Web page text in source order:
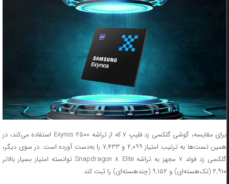
برای مقایسه، گوشی گلکسی زد فلیپ ۷ که از تراشه Exynos ۲۵۰۰ استفاده می‌کند، در
همین تست‌ها به ترتیب امتیاز ۲,۰۹۹ و ۷,۴۳۳ را به‌دست آورده است. در سوی دیگر،
گلکسی زد فولد ۷ مجهز به تراشه Snapdragon ۸ Elite توانسته امتیاز بسیار بالاتر
۲,۹۱۰ (تک‌هسته‌ای) و ۹,۱۵۲ (چندهسته‌ای) را ثبت کند.